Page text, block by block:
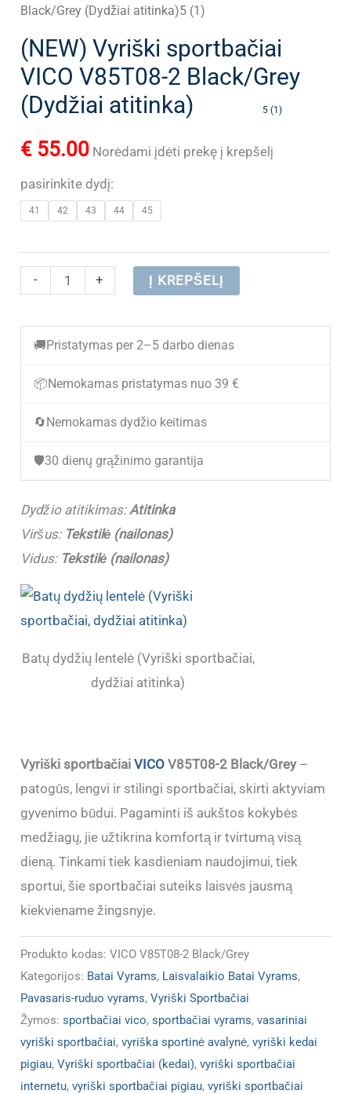
Black/Grey (Dydžiai atitinka)5 (1)
(NEW) Vyriški sportbačiai
VICO V85T08-2 Black/Grey
(Dydžiai atitinka)
5 (1)
€ 55.00 Norėdami įdėti prekę į krepšelį
pasirinkite dydį:
41 42 43 44 45
-
produkto
(NEW)
Vyriški
sportbačiai
V85T08-
atitinka)
+ Į KREPŠELĮ
🚚Pristatymas per 2–5 darbo dienas
📦Nemokamas pristatymas nuo 39 €
🔄Nemokamas dydžio keitimas
🛡️30 dienų grąžinimo garantija
Dydžio atitikimas: Atitinka
Viršus: Tekstilė (nailonas)
Vidus: Tekstilė (nailonas)
Batų dydžių lentelė (Vyriški sportbačiai,
dydžiai atitinka)
Vyriški sportbačiaiVICO V85T08-2 Black/Grey–
patogūs, lengvi ir stilingi sportbačiai, skirti aktyviam
gyvenimo būdui. Pagaminti iš aukštos kokybės
medžiagų, jie užtikrina komfortą ir tvirtumą visą
dieną. Tinkami tiek kasdieniam naudojimui, tiek
sportui, šie sportbačiai suteiks laisvės jausmą
kiekviename žingsnyje.
Produkto kodas:VICO V85T08-2 Black/Grey
Kategorijos: Batai Vyrams, Laisvalaikio Batai Vyrams,
Pavasaris-ruduo vyrams,Vyriški Sportbačiai
Žymos:sportbačiai vico,sportbačiai vyrams,vasariniai
vyriški sportbačiai,vyriška sportinė avalynė,vyriški kedai
pigiau,Vyriški sportbačiai (kedai),vyriški sportbačiai
internetu,vyriški sportbačiai pigiau,vyriški sportbačiai